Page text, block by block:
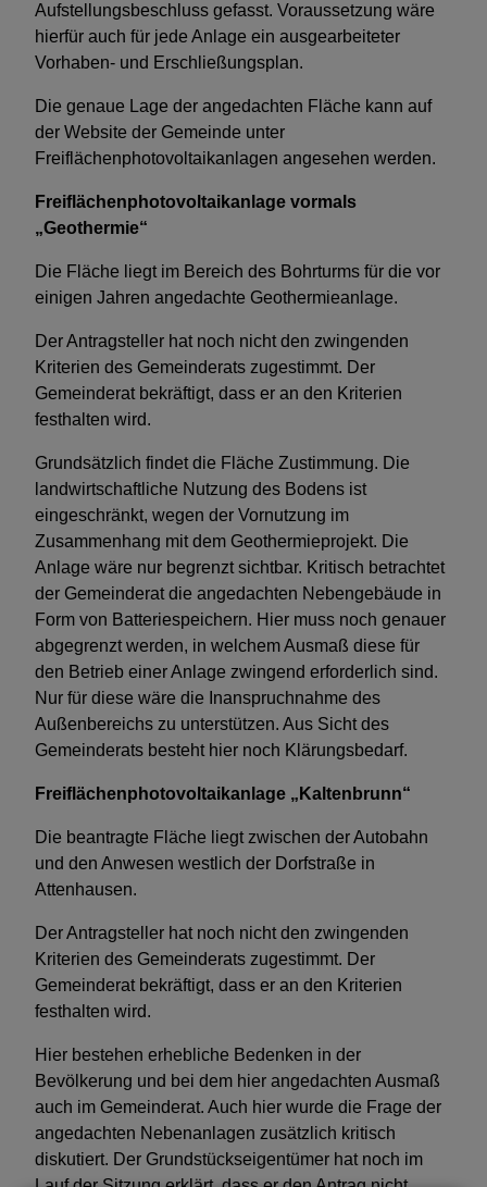
Aufstellungsbeschluss gefasst. Voraussetzung wäre
hierfür auch für jede Anlage ein ausgearbeiteter
Vorhaben- und Erschließungsplan.
Die genaue Lage der angedachten Fläche kann auf
der Website der Gemeinde unter
Freiflächenphotovoltaikanlagen angesehen werden.
Freiflächenphotovoltaikanlage vormals
„Geothermie“
Die Fläche liegt im Bereich des Bohrturms für die vor
einigen Jahren angedachte Geothermieanlage.
Der Antragsteller hat noch nicht den zwingenden
Kriterien des Gemeinderats zugestimmt. Der
Gemeinderat bekräftigt, dass er an den Kriterien
festhalten wird.
Grundsätzlich findet die Fläche Zustimmung. Die
landwirtschaftliche Nutzung des Bodens ist
eingeschränkt, wegen der Vornutzung im
Zusammenhang mit dem Geothermieprojekt. Die
Anlage wäre nur begrenzt sichtbar. Kritisch betrachtet
der Gemeinderat die angedachten Nebengebäude in
Form von Batteriespeichern. Hier muss noch genauer
abgegrenzt werden, in welchem Ausmaß diese für
den Betrieb einer Anlage zwingend erforderlich sind.
Nur für diese wäre die Inanspruchnahme des
Außenbereichs zu unterstützen. Aus Sicht des
Gemeinderats besteht hier noch Klärungsbedarf.
Freiflächenphotovoltaikanlage „Kaltenbrunn“
Die beantragte Fläche liegt zwischen der Autobahn
und den Anwesen westlich der Dorfstraße in
Attenhausen.
Der Antragsteller hat noch nicht den zwingenden
Kriterien des Gemeinderats zugestimmt. Der
Gemeinderat bekräftigt, dass er an den Kriterien
festhalten wird.
Hier bestehen erhebliche Bedenken in der
Bevölkerung und bei dem hier angedachten Ausmaß
auch im Gemeinderat. Auch hier wurde die Frage der
angedachten Nebenanlagen zusätzlich kritisch
diskutiert. Der Grundstückseigentümer hat noch im